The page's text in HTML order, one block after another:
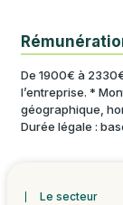
De 1900€ à
l’entreprise. *
géographique,
Durée légale :
Le secteur